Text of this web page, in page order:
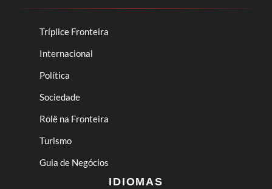
Tríplice Fronteira
Internacional
Política
Sociedade
Rolê na Fronteira
Turismo
Guia de Negócios
IDIOMAS